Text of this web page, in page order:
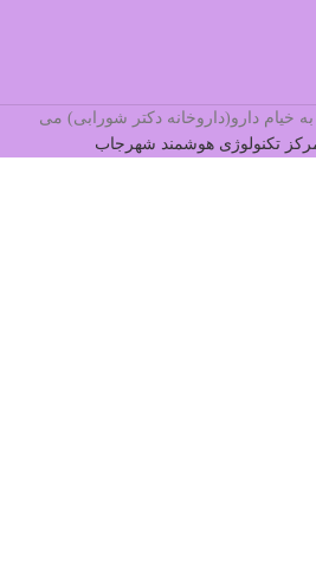
خیام دارو(داروخانه دکتر شورابی) می
تکنولوژی هوشمند شهرجاب